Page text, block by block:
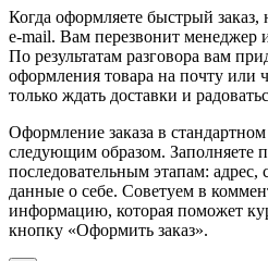
Когда оформляете быстрый
e-mail. Вам перезвонит менеджер
По результатам разговора вам
оформления товара на почту или
только ждать доставки и
Оформление заказа в
следующим образом. Заполняете
последовательным этапам: адрес,
данные о себе. Советуем в
информацию, которая поможет
кнопку «Оформить заказ».